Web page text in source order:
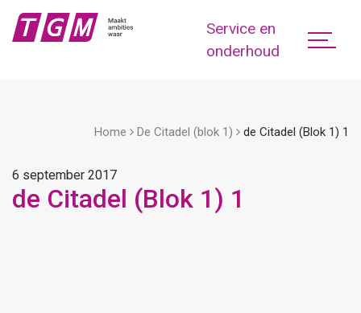
Service en
onderhoud
Home De Citadel (blok 1) de Citadel (Blok 1) 1
6 september 2017
de Citadel (Blok 1) 1